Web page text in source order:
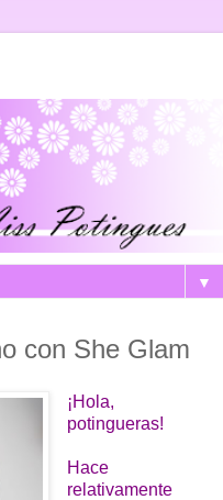
▼
con She Glam
¡Hola,
potingueras!
Hace
relativamente